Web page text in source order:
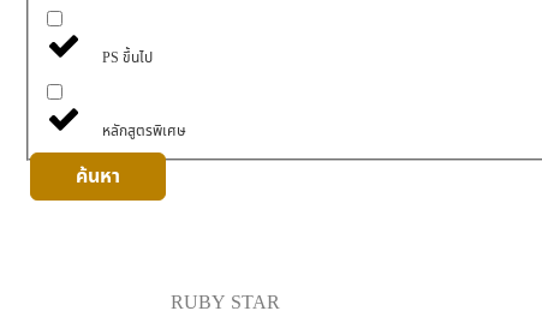
PS ขึ้นไป
หลักสูตรพิเศษ
ค้นหา
RUBY STAR